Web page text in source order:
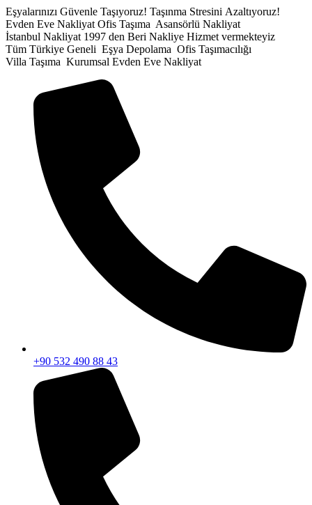
İçeriğe
atla
Eşyalarınızı Güvenle Taşıyoruz! Taşınma Stresini Azaltıyoruz!
Evden Eve Nakliyat Ofis Taşıma Asansörlü Nakliyat
İstanbul Nakliyat 1997 den Beri Nakliye Hizmet vermekteyiz
Tüm Türkiye Geneli Eşya Depolama Ofis Taşımacılığı
Villa Taşıma Kurumsal Evden Eve Nakliyat
+90 532 490 88 43